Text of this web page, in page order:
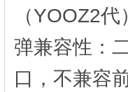
（YOOZ2
弹兼容性‌：‌
口，‌不兼容‌